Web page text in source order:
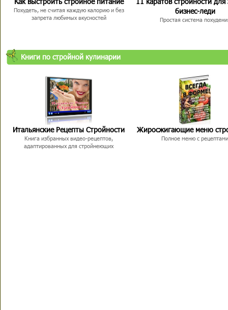
Похудеть, не считая каждую калорию и без
запрета любимых вкусностей
бизнес-леди
Простая система
Книги по стройной кулинарии
Итальянские Рецепты Стройности
Книга избранных видео-рецептов,
адаптированных для стройнеющих
Жиросжигающие меню
Полное меню с рецептами